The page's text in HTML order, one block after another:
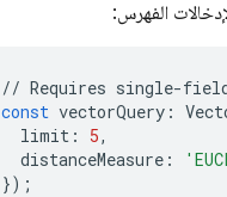
الفهرس:
// Requires single-
const vectorQuery :
limit : 5,
distanceMeasure :
});